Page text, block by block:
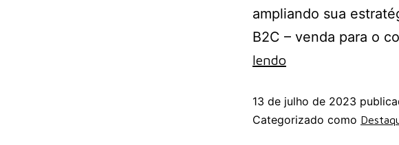
ampliando sua
B2C – venda para o
lendo
13 de julho de 2023
Categorizado como